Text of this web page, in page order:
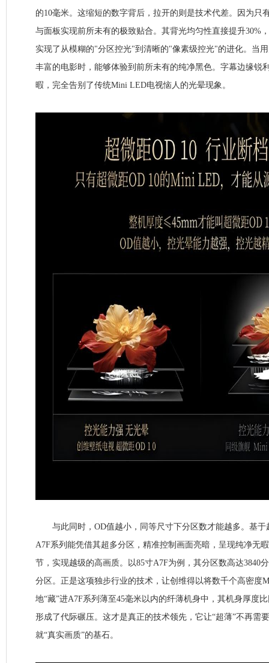
的10毫米。这缩短的数字背后，拉开的则是技术代差。因为只
与面板实现前所未有的极致贴合。其背光均匀性直接提升30%
实现了从模糊的"分区控光"到清晰的"像素级控光"的进化。当
丰富的电影时，能够体验到前所未有的纯净黑色。字幕边缘锐
暇，完全告别了传统Mini LED电视恼人的光晕现象。
与此同时，OD值越小，同等尺寸下分区数才能越多。基于
A7F系列能凭借其超多分区，精准控制画面亮暗，呈现纯净无
节，实现越级的高画质。以85寸A7F为例，其分区数高达3840
分区。正是这项独步行业的技术，让创维得以将数千个高密度
地“藏”进A7F系列薄至45毫米以内的纤薄机身中，其机身厚度
形成了代际碾压。这才是真正的技术领先，它让“超薄”不再需
就“真实画质”的基石。